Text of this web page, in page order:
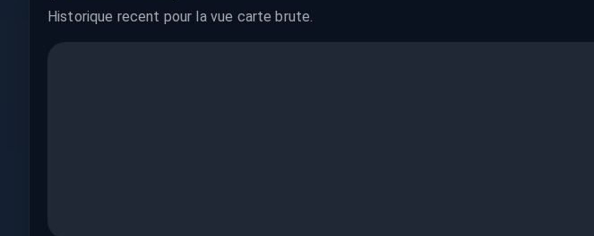
Historique recent pour la vue carte brute